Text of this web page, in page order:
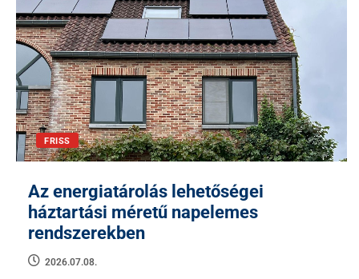
FRISS
Az energiatárolás lehetőségei
háztartási méretű napelemes
rendszerekben
2026.07.08.